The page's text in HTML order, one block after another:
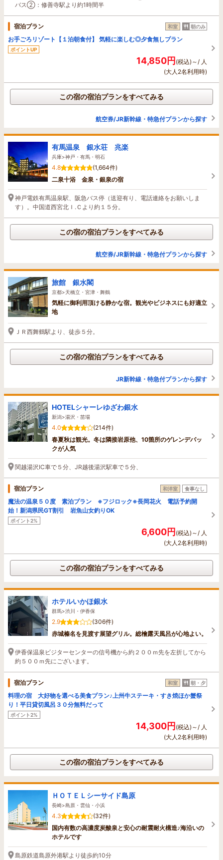
バス②：修善寺駅より約1時間半
宿泊プラン 和室 朝のみ
お手ごろリゾート【１泊朝食付】 気軽に楽しむ◎夕食無しプラン
ポイントUP
14,850円(税込)～/ 人
(大人2名利用時)
この宿の宿泊プランをすべてみる
航空券/JR新幹線・特急付プランから探す
有馬温泉 銀水荘 兆楽
兵庫>神戸・有馬・明石
4.8
(1,664件)
二泉十浴 金泉・銀泉の宿
神戸電鉄有馬温泉駅、阪急バス停（送迎有り、電話連絡をお願いしま
す）。中国道西宮北Ｉ.Ｃより約１５分。
この宿の宿泊プランをすべてみる
航空券/JR新幹線・特急付プランから探す
旅館 銀水閣
京都>天橋立・宮津・舞鶴
気軽に御利用頂ける静かな宿。観光やビジネスにも好適立
地
ＪＲ西舞鶴駅より、徒歩５分。
この宿の宿泊プランをすべてみる
JR新幹線・特急付プランから探す
HOTELシャーレゆざわ銀水
新潟>湯沢・苗場
4.0
(214件)
春夏秋は観光。冬は隣接岩原他、10箇所のゲレンデパッ
クが人気
関越湯沢IC車で５分、JR越後湯沢駅車で５分、
宿泊プラン 和洋室 食事なし
魔法の温泉５０度 素泊プラン ※フジロック※長岡花火 電話予約開
始！新潟県民GT割引 岩魚山女釣りOK
ポイント2%
6,600円(税込)～/ 人
(大人2名利用時)
この宿の宿泊プランをすべてみる
ホテルいかほ銀水
群馬>渋川・伊香保
2.9
(306件)
赤城榛名を見渡す展望グリル。総檜露天風呂が心地よい。
伊香保温泉ビジターセンターの信号機から約２００ｍ先を左折してから
約５００ｍ先にございます。
宿泊プラン 和室 朝・夕
料理の宿 大好物を選べる美食プラン♪上州牛ステーキ・すき焼ほか蟹祭
り！平日貸切風呂３０分無料だって
ポイント2%
14,300円(税込)～/ 人
(大人2名利用時)
この宿の宿泊プランをすべてみる
ＨＯＴＥＬシーサイド島原
長崎>島原・雲仙・小浜
4.3
(32件)
国内有数の高濃度炭酸泉と安心の耐震耐火構造♪海沿いの
ホテルです
島原鉄道島原外港駅より徒歩約10分